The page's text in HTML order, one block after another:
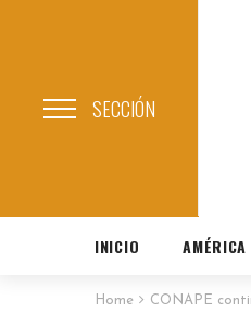
SECCIÓN
INICIO AMÉRICA
Home CONAPE